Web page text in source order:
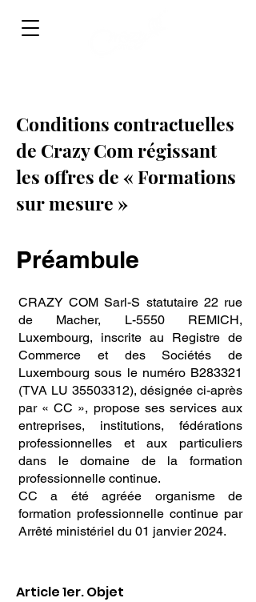
Conditions contractuelles
de Crazy Com régissant
les offres de « Formations
sur mesure »
Préambule
CRAZY COM Sarl-S statutaire 22 rue
de Macher, L-5550 REMICH,
Luxembourg, inscrite au Registre de
Commerce et des Sociétés de
Luxembourg sous le numéro B283321
(TVA LU 35503312), désignée ci-après
par « CC », propose ses services aux
entreprises, institutions, fédérations
professionnelles et aux particuliers
dans le domaine de la formation
professionnelle continue.
CC a été agréée organisme de
formation professionnelle continue par
Arrêté ministériel du 01 janvier 2024.
Article 1er. Objet